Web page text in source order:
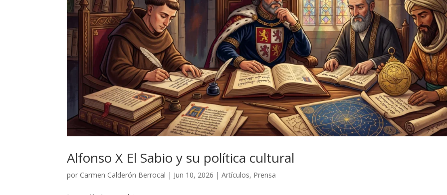
Alfonso X El Sabio y su política cultural
por Carmen Calderón Berrocal | Jun 10, 2026 |Artículos, Prensa